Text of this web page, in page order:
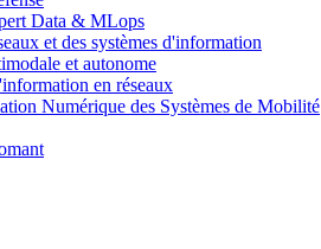
Data & MLops
et des systèmes d'information
et autonome
en réseaux
Numérique des Systèmes de Mobilité